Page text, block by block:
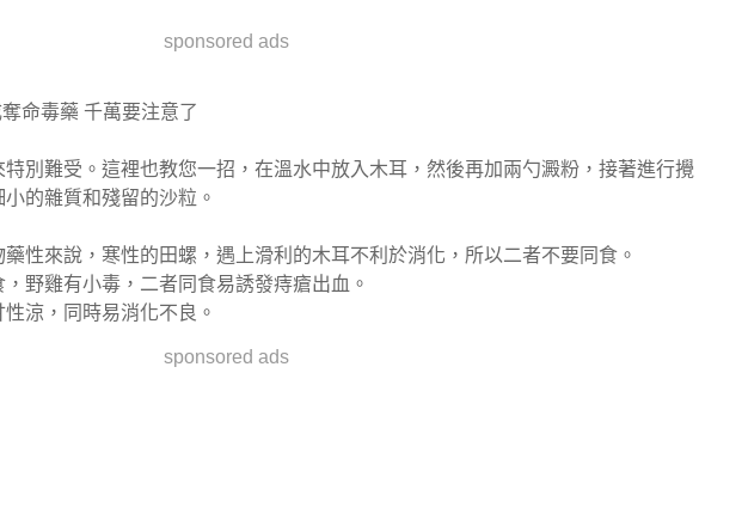
sponsored ads
別難受。這裡也教您一招，在溫水中放入木耳，然後再加兩勺澱粉，接著進行攪
的雜質和殘留的沙粒。
性來說，寒性的田螺，遇上滑利的木耳不利於消化，所以二者不要同食。
野雞有小毒，二者同食易誘發痔瘡出血。
涼，同時易消化不良。
sponsored ads